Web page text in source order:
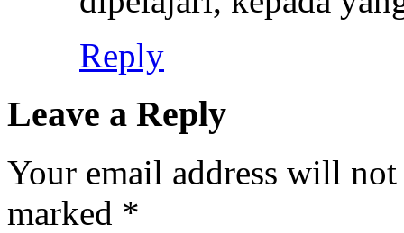
Reply
Leave a Reply
Your email address will
marked *